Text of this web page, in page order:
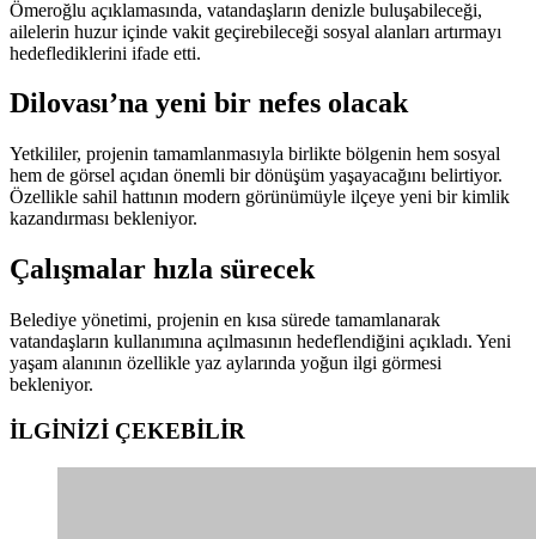
Ömeroğlu açıklamasında, vatandaşların denizle buluşabileceği,
ailelerin huzur içinde vakit geçirebileceği sosyal alanları artırmayı
hedeflediklerini ifade etti.
Dilovası’na yeni bir nefes olacak
Yetkililer, projenin tamamlanmasıyla birlikte bölgenin hem sosyal
hem de görsel açıdan önemli bir dönüşüm yaşayacağını belirtiyor.
Özellikle sahil hattının modern görünümüyle ilçeye yeni bir kimlik
kazandırması bekleniyor.
Çalışmalar hızla sürecek
Belediye yönetimi, projenin en kısa sürede tamamlanarak
vatandaşların kullanımına açılmasının hedeflendiğini açıkladı. Yeni
yaşam alanının özellikle yaz aylarında yoğun ilgi görmesi
bekleniyor.
İLGİNİZİ ÇEKEBİLİR